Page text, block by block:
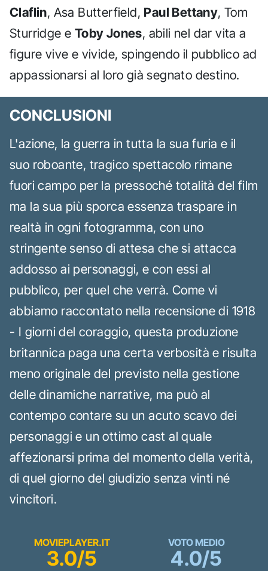
Claflin, Asa Butterfield, Paul Bettany, Tom
Sturridge e Toby Jones, abili nel dar vita a
figure vive e vivide, spingendo il pubblico ad
appassionarsi al loro già segnato destino.
CONCLUSIONI
L'azione, la guerra in tutta la sua furia e il
suo roboante, tragico spettacolo rimane
fuori campo per la pressoché totalità del film
ma la sua più sporca essenza traspare in
realtà in ogni fotogramma, con uno
stringente senso di attesa che si attacca
addosso ai personaggi, e con essi al
pubblico, per quel che verrà. Come vi
abbiamo raccontato nella recensione di 1918
- I giorni del coraggio, questa produzione
britannica paga una certa verbosità e risulta
meno originale del previsto nella gestione
delle dinamiche narrative, ma può al
contempo contare su un acuto scavo dei
personaggi e un ottimo cast al quale
affezionarsi prima del momento della verità,
di quel giorno del giudizio senza vinti né
vincitori.
MOVIEPLAYER.IT
3.0/5
VOTO MEDIO
4.0/5